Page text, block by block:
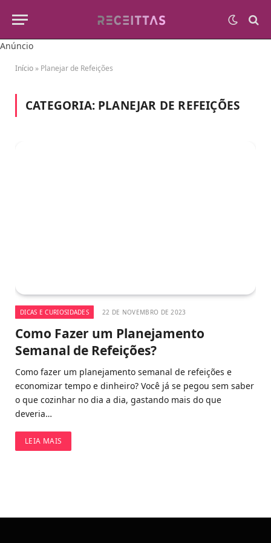
Anúncio
Início » Planejar de Refeições
CATEGORIA: PLANEJAR DE REFEIÇÕES
DICAS E CURIOSIDADES 22 DE NOVEMBRO DE 2023
Como Fazer um Planejamento
Semanal de Refeições?
Como fazer um planejamento semanal de refeições e
economizar tempo e dinheiro? Você já se pegou sem saber
o que cozinhar no dia a dia, gastando mais do que
deveria…
LEIA MAIS